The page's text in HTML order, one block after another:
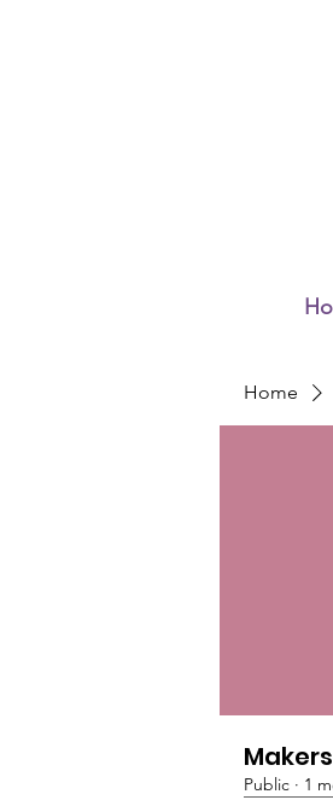
Home
Public · 1